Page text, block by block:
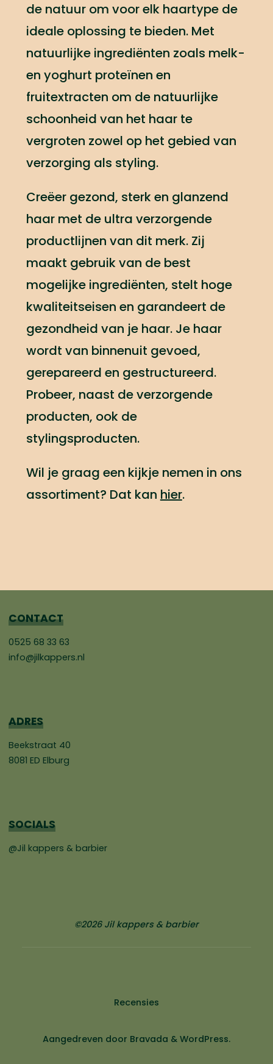
de natuur om voor elk haartype de
ideale oplossing te bieden. Met
natuurlijke ingrediënten zoals melk-
en yoghurt proteïnen en
fruitextracten om de natuurlijke
schoonheid van het haar te
vergroten zowel op het gebied van
verzorging als styling.
Creëer gezond, sterk en glanzend
haar met de ultra verzorgende
productlijnen van dit merk. Zij
maakt gebruik van de best
mogelijke ingrediënten, stelt hoge
kwaliteitseisen en garandeert de
gezondheid van je haar. Je haar
wordt van binnenuit gevoed,
gerepareerd en gestructureerd.
Probeer, naast de verzorgende
producten, ook de
stylingsproducten.
Wil je graag een kijkje nemen in ons
assortiment? Dat kan hier.
CONTACT
0525 68 33 63
info@jilkappers.nl
ADRES
Beekstraat 40
8081 ED Elburg
SOCIALS
@Jil kappers & barbier
©2026 Jil kappers & barbier
Recensies
Aangedreven door Bravada & WordPress.